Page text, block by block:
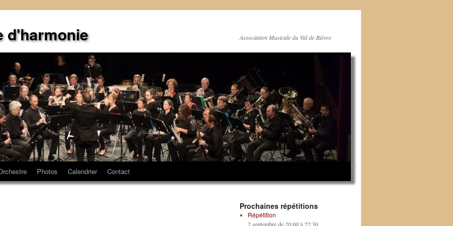
d'harmonie Association Musicale du Val de Bièvre
Photos Calendrier Contact
Prochaines répétitions
Répétition
2 septembre de 20:00à22:30